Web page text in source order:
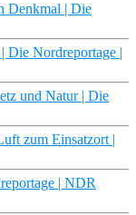
Denkmal | Die
Die Nordreportage |
und Natur | Die
zum Einsatzort |
| NDR